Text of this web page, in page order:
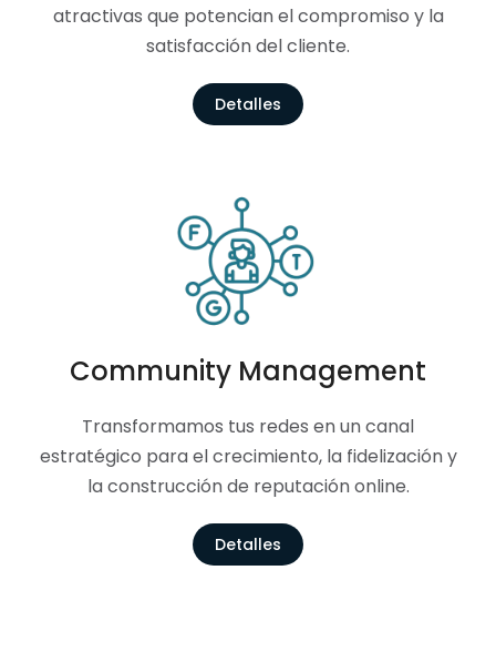
atractivas que potencian el compromiso y la
satisfacción del cliente.
Detalles
Community Management
Transformamos tus redes en un canal
estratégico para el crecimiento, la fidelización y
la construcción de reputación online.
Detalles